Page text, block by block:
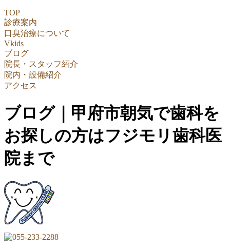
TOP
診療案内
口臭治療について
Vkids
ブログ
院長・スタッフ紹介
院内・設備紹介
アクセス
ブログ｜甲府市朝気で歯科を
お探しの方はフジモリ歯科医
院まで